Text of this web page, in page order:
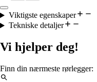
Viktigste egenskaper
Tekniske detaljer
Vi hjelper deg!
Finn din nærmeste rørlegger: